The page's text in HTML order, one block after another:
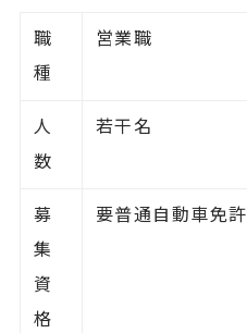
職
種
営業職
人
数
若干名
募
集
資
格
要普通自動車免許